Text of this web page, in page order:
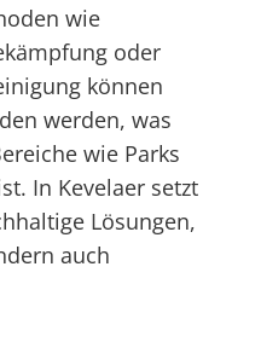
wie
oder
können
werden, was
wie Parks
In Kevelaer setzt
Lösungen,
auch